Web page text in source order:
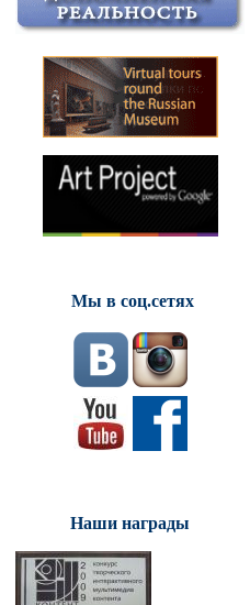
Мы в соц.сетях
Наши награды